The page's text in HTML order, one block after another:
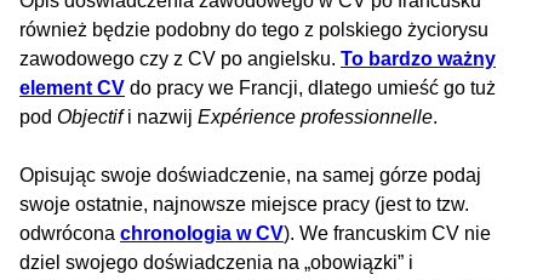
również będzie podobny do tego z polskiego życiorysu
zawodowego czy z CV po angielsku. To bardzo ważny
element CV do pracy we Francji, dlatego umieść go tuż
pod Objectifi nazwij Expérience professionnelle.
Opisując swoje doświadczenie, na samej górze podaj
swoje ostatnie, najnowsze miejsce pracy (jest to tzw.
odwrócona chronologia w CV). We francuskim CV nie
dziel swojego doświadczenia na „obowiązki” i